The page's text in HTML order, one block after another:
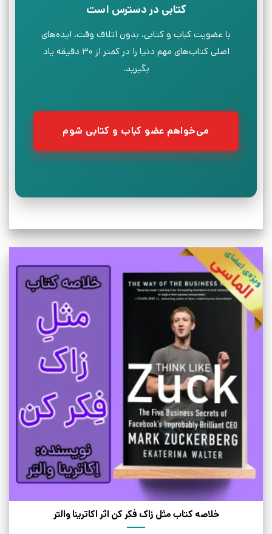
کتابی در دسترس است
با عضویت کباب و کتابی، بدون اتلاف وقت، ایده‌های
اصلی کتاب‌های مهم دنیا را در کمتر از ۳۰ دقیقه یاد
بگیرید.
می‌خواهم عضو کباب و کتابی شوم
خلاصه کتاب مثل زاک فکر کن اثر اکاترینا والتر